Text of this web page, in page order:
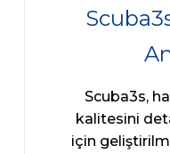
Scuba3s,
kalitesini
için